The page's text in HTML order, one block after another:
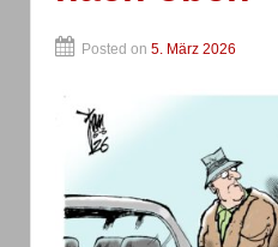
Posted on 5. März 2026